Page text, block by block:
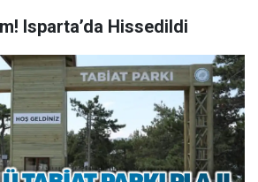
Isparta’da Hissedildi